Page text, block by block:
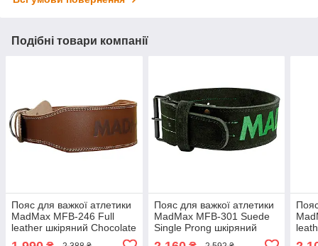
Подібні товари компанії
Пояс для важкої атлетики
MadMax MFB-246 Full
leather шкіряний Chocolate
Пояс для важкої атлетики
MadMax MFB-301 Suede
Single Prong шкіряний